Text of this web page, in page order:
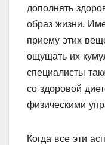
дополнять
образ жизни.
приему этих
ощущать их
специалисты
со здоровой
физическими
Когда все эти